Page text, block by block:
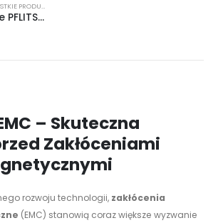
PRODUKTY
Dławnice kablowe PFLITSCH Blueglobe
– Skuteczna
Zakłóceniami
rozwoju technologii, zakłócenia
(EMC) stanowią coraz większe wyzwanie